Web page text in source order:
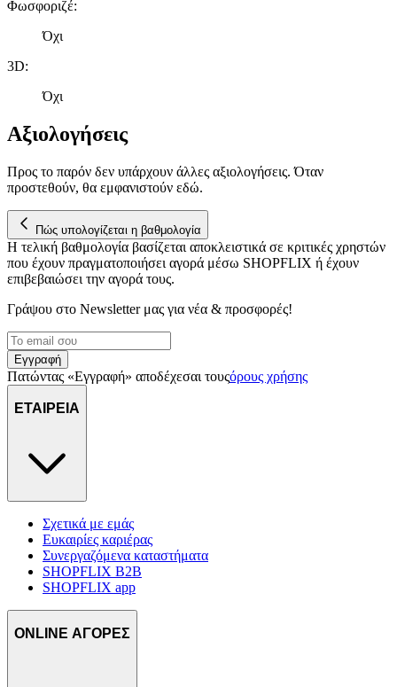
Φωσφοριζέ:
Όχι
3D:
Όχι
Αξιολογήσεις
Προς το παρόν δεν υπάρχουν άλλες αξιολογήσεις. Όταν
προστεθούν, θα εμφανιστούν εδώ.
Πώς υπολογίζεται η βαθμολογία
Η τελική βαθμολογία βασίζεται αποκλειστικά σε κριτικές χρηστών
που έχουν πραγματοποιήσει αγορά μέσω SHOPFLIX ή έχουν
επιβεβαιώσει την αγορά τους.
Γράψου στο Νewsletter μας για νέα & προσφορές!
Εγγραφή
Πατώντας «Εγγραφή» αποδέχεσαι τουςόρους χρήσης
ΕΤΑΙΡΕΙΑ
Σχετικά με εμάς
Ευκαιρίες καριέρας
Συνεργαζόμενα καταστήματα
SHOPFLIX B2B
SHOPFLIX app
ONLINE ΑΓΟΡΕΣ